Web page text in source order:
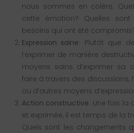
nous sommes en colère.
cette émotion? Quelles
besoins qui ont été
Expression saine: Plutôt que
l’exprimer de manière
moyens sains d’exprimer sa
faire à travers des discussions,
ou d’autres moyens
Action constructive: Une fois la
et exprimée, il est temps de la
Quels sont les changements